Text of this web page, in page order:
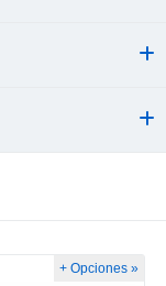
+ Opciones »